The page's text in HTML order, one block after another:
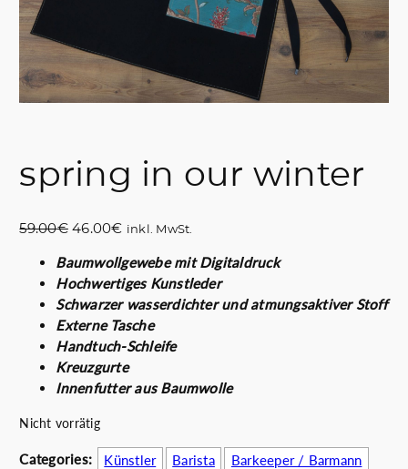
spring in our winter
59.00€ U
s
p
r
ü
n
g
l
h
46.00€A
t
u
e
l
l
e
r
e
inkl. MwSt.
Baumwollgewebe mit Digitaldruck
Hochwertiges Kunstleder
Schwarzer wasserdichter und atmungsaktiver Stoff
Externe Tasche
Handtuch-Schleife
Kreuzgurte
Innenfutter aus Baumwolle
Nicht vorrätig
Categories: Künstler Barista
Barkeeper / Barmann